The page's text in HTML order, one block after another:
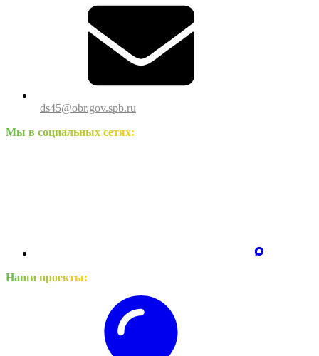
ds45@obr.gov.spb.ru
Мы в социальных сетях:
Наши проекты: